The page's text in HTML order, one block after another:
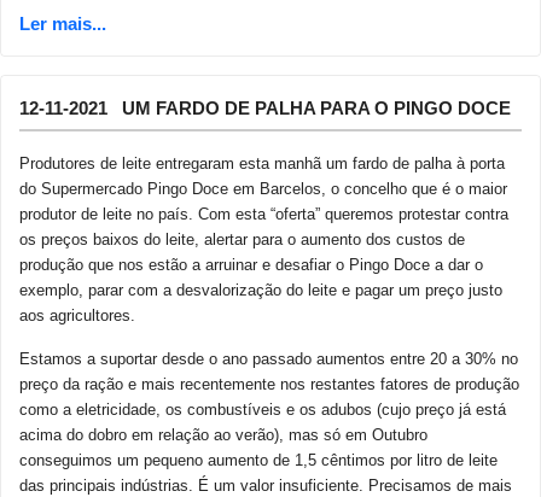
12-11-2021 UM FARDO DE PALHA PARA O PINGO DOCE
Produtores de leite entregaram esta manhã um fardo de palha à porta
do Supermercado Pingo Doce em Barcelos, o concelho que é o maior
produtor de leite no país. Com esta “oferta” queremos protestar contra
os preços baixos do leite, alertar para o aumento dos custos de
produção que nos estão a arruinar e desafiar o Pingo Doce a dar o
exemplo, parar com a desvalorização do leite e pagar um preço justo
aos agricultores.
Estamos a suportar desde o ano passado aumentos entre 20 a 30% no
preço da ração e mais recentemente nos restantes fatores de produção
como a eletricidade, os combustíveis e os adubos (cujo preço já está
acima do dobro em relação ao verão), mas só em Outubro
conseguimos um pequeno aumento de 1,5 cêntimos por litro de leite
das principais indústrias. É um valor insuficiente. Precisamos de mais